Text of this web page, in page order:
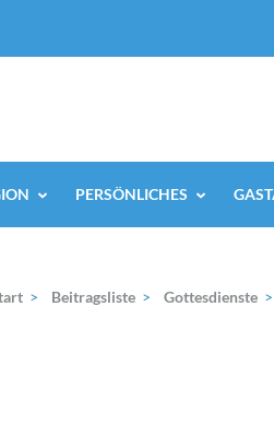
PERSÖNLICHES
> Beitragsliste > Gottesdienste >